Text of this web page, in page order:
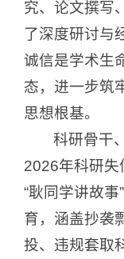
究、论文撰写
了深度研讨与
诚信是学术生
态，进一步筑
思想根基。
科研骨干
2026年科研失
“耿同学讲故
育，涵盖抄袭
投、违规套取